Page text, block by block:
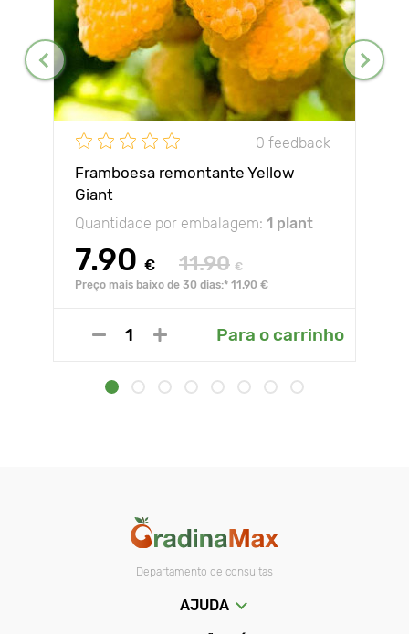
0 feedback
Framboesa remontante Yellow
Giant
Quantidade por embalagem: 1 plant
7.90 € 11.90 €
Preço mais baixo de 30 dias:* 11.90 €
Para o carrinho
Departamento de consultas
AJUDA